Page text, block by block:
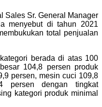
Sales Sr. General Manager
menyebut di tahun 2021
total penjualan
berada di atas 100
104,8 persen produk
persen, mesin cuci 109,8
persen dengan tingkat
kategori produk minimal